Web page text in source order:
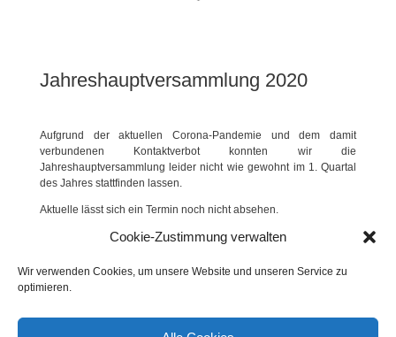
Cookie-Zustimmung verwalten
Wir verwenden Cookies, um unsere Website und unseren Service zu
optimieren.
Jahreshauptversammlung 2020
Aufgrund der aktuellen Corona-Pandemie und dem damit
verbundenen Kontaktverbot konnten wir die
Jahreshauptversammlung leider nicht wie gewohnt im 1. Quartal
des Jahres stattfinden lassen.
Aktuelle lässt sich ein Termin noch nicht absehen.
Wir halten Euch an dieser Stelle auf dem Laufenden und werden,
2020 einladen.
Wir freuen uns dann auf eine zahlreiche Beteiligung.
Eure Leitungsteam